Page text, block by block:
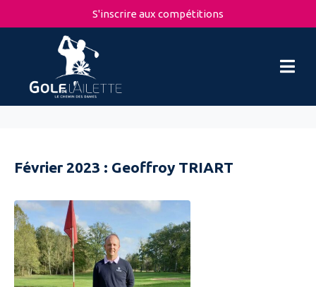
S'inscrire aux compétitions
Février 2023 : Geoffroy TRIART